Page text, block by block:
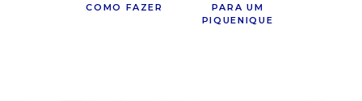
COMO FAZER
PARA UM
PIQUENIQUE